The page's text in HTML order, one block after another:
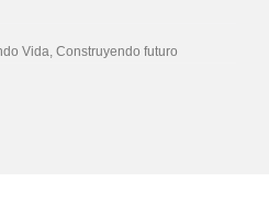
Vida, Construyendo futuro